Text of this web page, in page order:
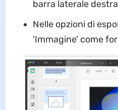
barra laterale
Nelle opzioni di
'Immagine' come